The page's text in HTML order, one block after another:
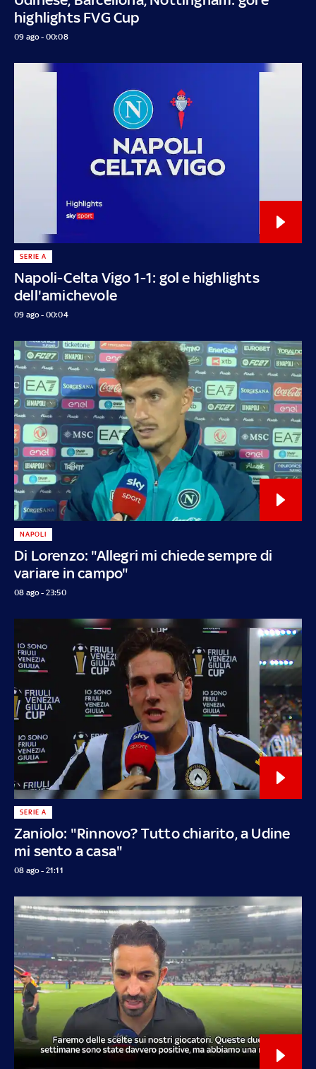
highlights FVG Cup
09 ago - 00:08
Napoli-Celta Vigo 1-1: gol e highlights
dell'amichevole
SERIE A
09 ago - 00:04
Di Lorenzo: "Allegri mi chiede sempre di
variare in campo"
NAPOLI
08 ago - 23:50
Zaniolo: "Rinnovo? Tutto chiarito, a Udine
mi sento a casa"
SERIE A
08 ago - 21:11